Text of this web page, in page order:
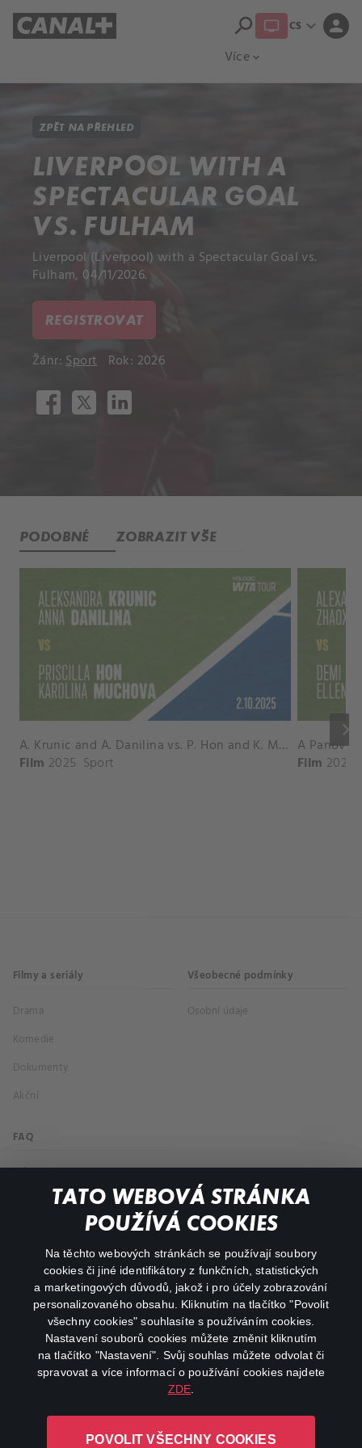
TATO WEBOVÁ STRÁNKA
POUŽÍVÁ COOKIES
Na těchto webových stránkách se používají soubory
cookies či jiné identifikátory z funkčních, statistických
a marketingových důvodů, jakož i pro účely zobrazování
personalizovaného obsahu. Kliknutím na tlačítko "Povolit
všechny cookies" souhlasíte s používáním cookies.
Nastavení souborů cookies můžete změnit kliknutím
na tlačítko "Nastavení". Svůj souhlas můžete odvolat či
spravovat a více informací o používání cookies najdete
ZDE
POVOLIT VŠECHNY COOKIES
Více expand_more
search CS expand_more person
ZPĚT NA PŘEHLED
LIVERPOOL WITH A
SPECTACULAR GOAL
VS. FULHAM
Liverpool (Liverpool) with a Spectacular Goal vs.
Fulham, 04/11/2026.
REGISTROVAT
Žánr:Sport Rok: 2026
PODOBNÉ ZOBRAZIT VŠE
keyboard_arrow_right
A. Krunic and A. Danilina vs. P. Hon and K. Muchova Match Highlights - BEIJING_Capital Group Diamond ( October 02, 2025)
Film 2025 Sport Film 2026
Filmy a seriály
Drama
Komedie
Dokumenty
Akční
Všeobecné podmínky
Osobní údaje
FAQ
Můj účet
Důležité odkazy
facebookinstagram
youtube
L-1246 Luxembourg R.C.S.